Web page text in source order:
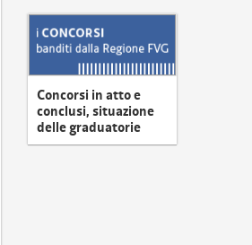
Concorsi in atto e
conclusi, situazione
delle graduatorie